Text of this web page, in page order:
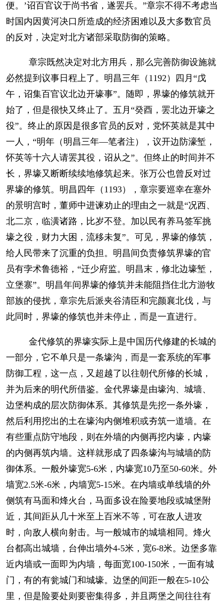
便。’诏百官议于尚书省，遂罢兵。”章宗不得不考虑当
时国内因黄河决口所造成的经济困难以及大多数官员
的反对，决定对北方诸部采取防御的策略。
章宗既然决定对北方用兵，那么完善防御设施就
必然提到议事日程上了。明昌三年（1192）四月“戊
午，诏集百官议北边开壕事”。随即，界壕的修筑就开
始了，但是很快又终止了。五月“癸酉，罢北边开壕之
役”。终止的原因是很多官员的反对，党怀英就是其中
一人，“明年（明昌三年—笔者注），议开边防濠堑，
怀英等十六人请罢其役，诏从之”。但终止的时间并不
长，界壕又断断续续地修筑起来。张万公也曾反对过
界壕的修筑。明昌四年（1193），章宗要巡幸在塞外
的景明宫时，董师中进谏劝止的理由之一就是“况西、
北二京，临潢诸路，比岁不登。加以民有养马签军挑
壕之役，财力大困，流移未复”。可见，界壕的修筑，
给人民带来了沉重的负担。明昌间负责修筑界壕的官
员有孛术鲁德裕，“迁少府监。明昌末，修北边壕堑，
立堡寨”。明昌年间界壕的修筑并未能阻挡住北方游牧
部族的侵扰，章宗先后派夹谷清臣和完颜襄北伐，与
此同时，界壕的修筑也并未停止，而是一直进行。
金代修筑的界壕实际上是中国历代修建的长城的
一部分，它不单只是一条壕沟，而是一套系统的军事
防御工程，这一点，又超越了以往朝代所修的长城，
并为后来的明代所借鉴。金代界壕是由壕沟、城墙、
边堡构成的层次防御体系。其修筑是先挖一条外壕，
然后利用挖出的土在壕沟内侧堆积或夯筑一道墙。在
有些重点防守地段，则在外墙的内侧再挖内壕，内壕
的内侧再筑内墙。这样就形成了四条壕沟与城墙的防
御体系。一般外壕宽5-6米，内壕宽10乃至50-60米。外
墙宽2.5米-6米，内墙宽5-15米。在内墙或单线墙的外
侧筑有马面和烽火台，马面多设在险要地段或城堡附
近，其间距从几十米至上百米不等，可在敌人进攻
时，向敌人横向射击。与一般城市的城墙相同。烽火
台都高出城墙，台伸出墙外4-5米，宽6-8米。边堡多靠
近内墙或一面即为内墙，每面宽100-150米，一面有城
门，有的有瓮城门和城壕。边堡的间距一般在5-10公
里，但是险要处则要密集得多，并且两堡之间往往有